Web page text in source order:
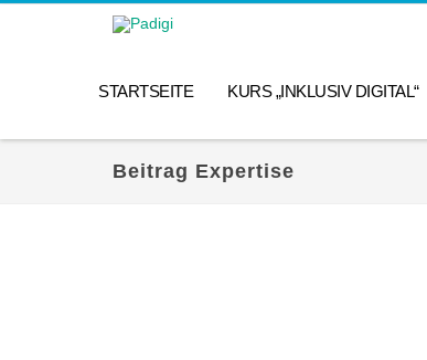
STARTSEITE KURS „INKLUSIV DIGITAL“
Beitrag Expertise